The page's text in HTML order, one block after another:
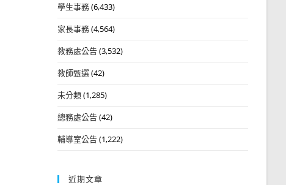
學生事務(6,433)
家長事務(4,564)
教務處公告(3,532)
教師甄選(42)
未分類(1,285)
總務處公告(42)
輔導室公告(1,222)
近期文章